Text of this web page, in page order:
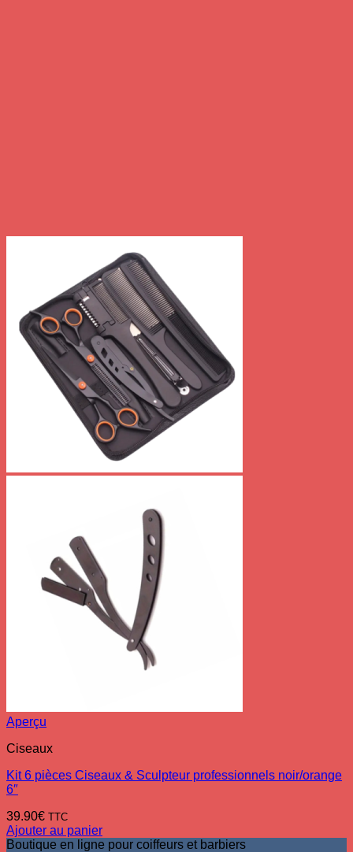
Aperçu
Ciseaux
Kit 6 pièces Ciseaux & Sculpteur professionnels noir/orange
6″
39.90€ TTC
Ajouter au panier
Boutique en ligne pour coiffeurs et barbiers